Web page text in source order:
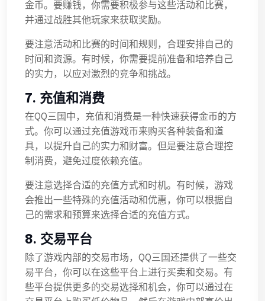
金币。要赚钱，你需要积极参与这些活动和比赛，
并通过战胜其他玩家来获取奖励。
要注意活动和比赛的时间和规则，合理安排自己的
时间和资源。有时候，你需要提前准备和培养自己
的实力，以应对激烈的竞争和挑战。
7. 充值和消费
在QQ三国中，充值和消费是一种快速获得金币的方
式。你可以通过充值游戏币来购买各种装备和道
具，以提升自己的实力和财富。但是要注意合理控
制消费，避免过度依赖充值。
要注意选择合适的充值方式和时机。有时候，游戏
会推出一些特殊的充值活动和优惠，你可以根据自
己的需求和预算来选择合适的充值方式。
8. 交易平台
除了游戏内部的交易市场，QQ三国还提供了一些交
易平台，你可以在这些平台上进行买卖和交易。有
些平台提供更多的交易选择和机会，你可以通过在